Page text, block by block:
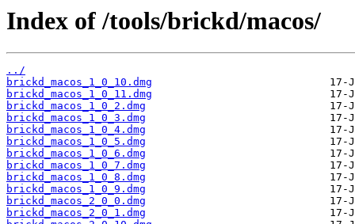
Index of /tools/brickd/macos/
../
brickd_macos_1_0_10.dmg
brickd_macos_1_0_11.dmg
brickd_macos_1_0_2.dmg
brickd_macos_1_0_3.dmg
brickd_macos_1_0_4.dmg
brickd_macos_1_0_5.dmg
brickd_macos_1_0_6.dmg
brickd_macos_1_0_7.dmg
brickd_macos_1_0_8.dmg
brickd_macos_1_0_9.dmg
brickd_macos_2_0_0.dmg
brickd_macos_2_0_1.dmg